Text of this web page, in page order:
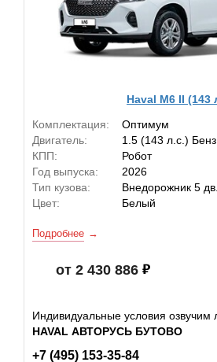
Haval M6 II (143
Комплектация:
Оптимум
Двигатель:
1.5 (143 л.с.)
КПП:
Робот
Год выпуска:
2026
Тип кузова:
Внедорожник 5 дв.
Цвет:
Белый
Подробнее
от 2 430 886
Индивидуальные условия озвучим
HAVAL АВТОРУСЬ БУТОВО
+7 (495) 153-35-84